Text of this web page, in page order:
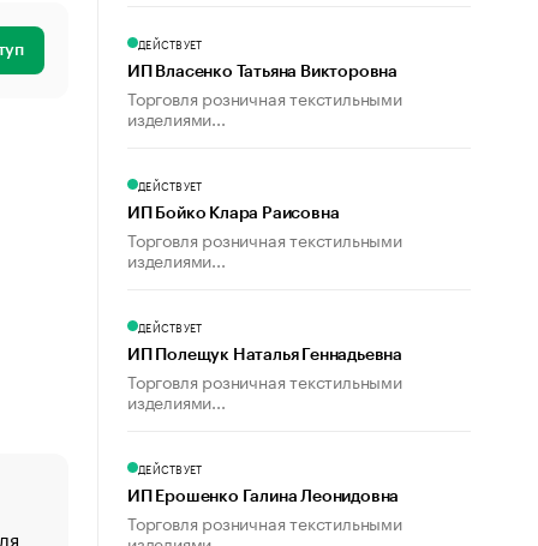
«От спорта тело стареет иначе». Как живет глава
ДЕЙСТВУЕТ
ИП Власенко Татьяна Викторовна
Торговля розничная текстильными
изделиями...
ДЕЙСТВУЕТ
ИП Бойко Клара Раисовна
Торговля розничная текстильными
изделиями...
ДЕЙСТВУЕТ
ИП Полещук Наталья Геннадьевна
Торговля розничная текстильными
изделиями...
ДЕЙСТВУЕТ
ИП Ерошенко Галина Леонидовна
Торговля розничная текстильными